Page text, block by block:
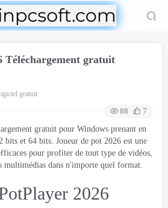
Téléchargement gratuit
gratuit
88
7
gratuit pour Windows prenant en
bits et 64 bits. Joueur de pot 2026 est une
pour profiter de tout type de vidéos,
multimédias dans n'importe quel format.
2026